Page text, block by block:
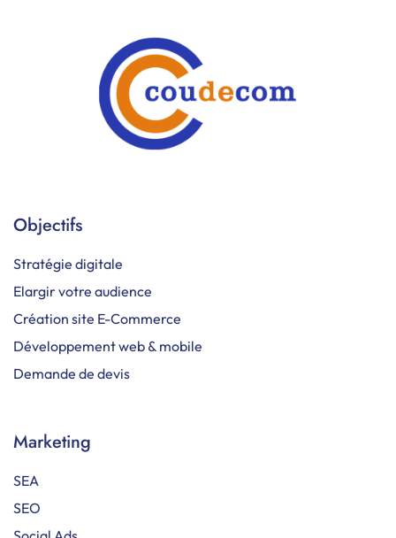
Objectifs
Stratégie digitale
Elargir votre audience
Création site E-Commerce
Développement web & mobile
Demande de devis
Marketing
SEA
SEO